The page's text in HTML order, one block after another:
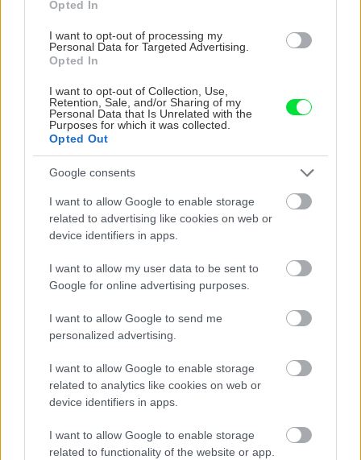
Opted In
I want to opt-out of processing my
Personal Data for Targeted Advertising.
Opted In
I want to opt-out of Collection, Use,
Retention, Sale, and/or Sharing of my
Personal Data that Is Unrelated with the
Purposes for which it was collected.
Opted Out
Google consents
I want to allow Google to enable storage
related to advertising like cookies on web or
device identifiers in apps.
I want to allow my user data to be sent to
Google for online advertising purposes.
I want to allow Google to send me
personalized advertising.
I want to allow Google to enable storage
related to analytics like cookies on web or
device identifiers in apps.
I want to allow Google to enable storage
related to functionality of the website or app.
vysaďte na miesta, na ktoré slnko svieti celý
deň
Vnútorné žalúzie sú v 40-stupňových
horúčavách pasca: Prečo z okna robia radiátor
a ako to vyriešiť za pár eur?